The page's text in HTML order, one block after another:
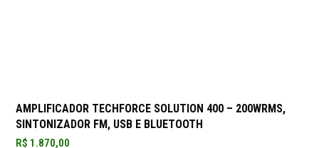
AMPLIFICADOR TECHFORCE SOLUTION 400 – 200WRMS,
SINTONIZADOR FM, USB E BLUETOOTH
R$ 1.870,00